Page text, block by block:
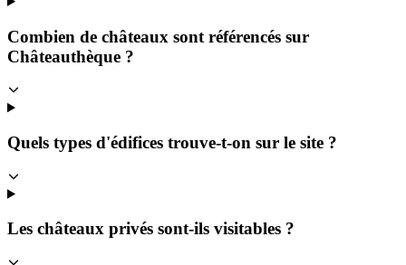
Combien de châteaux sont référencés sur
Châteauthèque ?
Quels types d'édifices trouve-t-on sur le site ?
Les châteaux privés sont-ils visitables ?